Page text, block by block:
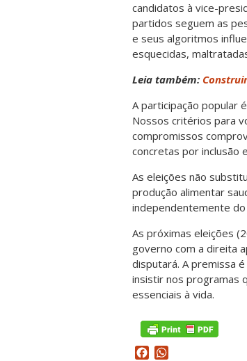
candidatos à vice-
partidos seguem as
e seus algoritmos
esquecidas,
Leia também:
A participação popular
Nossos critérios para
compromissos
concretas por inclusão
As eleições não
produção alimentar
independentemente
As próximas eleições
governo com a direita
disputará. A premissa
insistir nos programas
essenciais à vida.
Facebook